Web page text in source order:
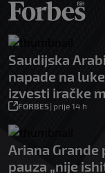
Saudijska
napade na
izvesti iračke
FORBES| prije 14 h
Ariana Grande
pauza „nije